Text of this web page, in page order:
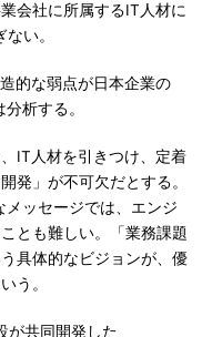
会社に所属するIT人材に
い。
的な弱点が日本企業の
析する。
IT人材を引きつけ、定着
発」が不可欠だとする。
ッセージでは、エンジ
とも難しい。「業務課題
具体的なビジョンが、優
う。
が共同開発した